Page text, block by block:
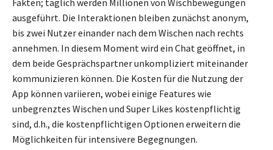
ausgeführt. Die Interaktionen bleiben zunächst anonym,
bis zwei Nutzer einander nach dem Wischen nach rechts
annehmen. In diesem Moment wird ein Chat geöffnet, in
dem beide Gesprächspartner unkompliziert miteinander
kommunizieren können. Die Kosten für die Nutzung der
App können variieren, wobei einige Features wie
unbegrenztes Wischen und Super Likes kostenpflichtig
sind, d.h., die kostenpflichtigen Optionen erweitern die
Möglichkeiten für intensivere Begegnungen.